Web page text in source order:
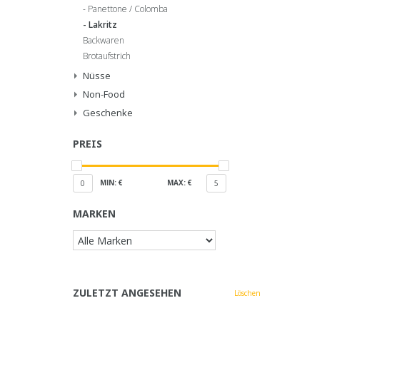
Panettone / Colomba
Lakritz
Backwaren
Brotaufstrich
Nüsse
Non-Food
Geschenke
PREIS
0 MIN: € MAX: € 5
MARKEN
ZULETZT ANGESEHEN Löschen